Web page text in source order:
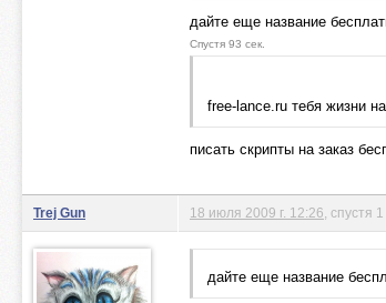
дайте еще название
Спустя 93 сек.
free-lance.ru тебя жизни
писать скрипты на заказ
Trej Gun 18 июля 2009 г. 12:26 , спустя
дайте еще название